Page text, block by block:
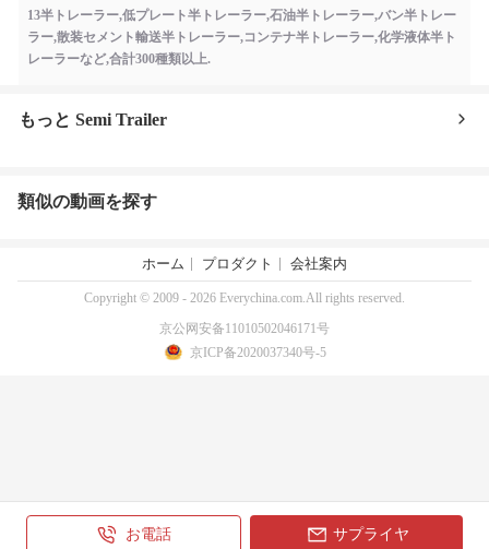
13半トレーラー,低プレート半トレーラー,石油半トレーラー,バン半トレー
ラー,散装セメント輸送半トレーラー,コンテナ半トレーラー,化学液体半ト
レーラーなど,合計300種類以上.
もっと Semi Trailer
類似の動画を探す
お電話 サプライヤ
ホーム プロダクト 会社案内
Copyright © 2009 - 2026 Everychina.com.All rights reserved.
京公网安备11010502046171号
京ICP备2020037340号-5